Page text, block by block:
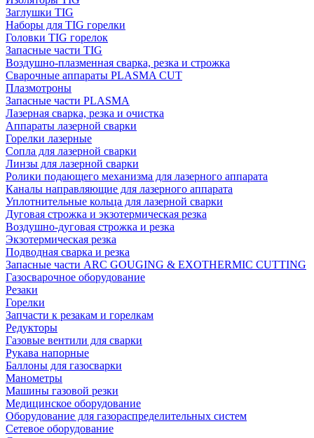
Заглушки TIG
Наборы для TIG горелки
Головки TIG горелок
Запасные части TIG
Воздушно-плазменная сварка, резка и строжка
Сварочные аппараты PLASMA CUT
Плазмотроны
Запасные части PLASMA
Лазерная сварка, резка и очистка
Аппараты лазерной сварки
Горелки лазерные
Сопла для лазерной сварки
Линзы для лазерной сварки
Ролики подающего механизма для лазерного аппарата
Каналы направляющие для лазерного аппарата
Уплотнительные кольца для лазерной сварки
Дуговая строжка и экзотермическая резка
Воздушно-дуговая строжка и резка
Экзотермическая резка
Подводная сварка и резка
Запасные части ARC GOUGING & EXOTHERMIC CUTTING
Газосварочное оборудование
Резаки
Горелки
Запчасти к резакам и горелкам
Редукторы
Газовые вентили для сварки
Рукава напорные
Баллоны для газосварки
Манометры
Машины газовой резки
Медицинское оборудование
Оборудование для газораспределительных систем
Сетевое оборудование